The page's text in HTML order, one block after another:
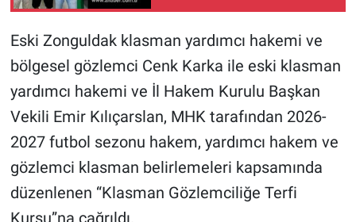
Eski Zonguldak klasman yardımcı hakemi ve
bölgesel gözlemci Cenk Karka ile eski klasman
yardımcı hakemi ve İl Hakem Kurulu Başkan
Vekili Emir Kılıçarslan, MHK tarafından 2026-
2027 futbol sezonu hakem, yardımcı hakem ve
gözlemci klasman belirlemeleri kapsamında
düzenlenen “Klasman Gözlemciliğe Terfi